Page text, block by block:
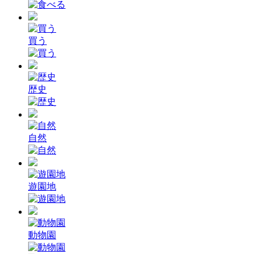
買う
歴史
自然
遊園地
動物園